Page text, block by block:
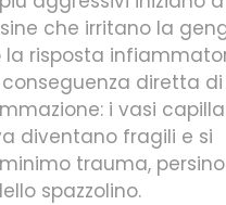
che irritano la
risposta
diretta di
i vasi
diventano fragili e si
trauma,
spazzolino.